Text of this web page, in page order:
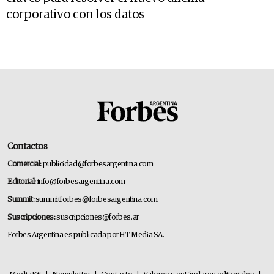
corporativo con los datos
Contactos
Comercial:publicidad@forbesargentina.com
Editorial:info@forbesargentina.com
Summit:summitforbes@forbesargentina.com
Suscripciones:suscripciones@forbes.ar
Forbes Argentina es publicada por HT Media SA.